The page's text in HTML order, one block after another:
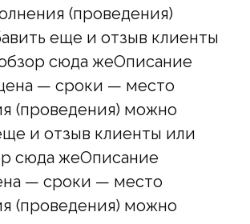
(проведения)
еще и отзыв клиенты
сюда жеОписание
— сроки — место
(проведения) можно
и отзыв клиенты или
сюда жеОписание
— сроки — место
(проведения) можно